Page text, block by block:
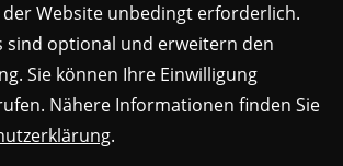
Website unbedingt erforderlich.
sind optional und erweitern den
Sie können Ihre Einwilligung
Nähere Informationen finden Sie
.